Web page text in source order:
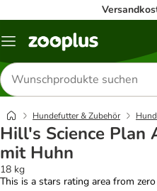
Menü
Produkte
suchen
Hundefutter & Zubehör
Hill's Science Plan
mit Huhn
18 kg
This is a stars rating area from